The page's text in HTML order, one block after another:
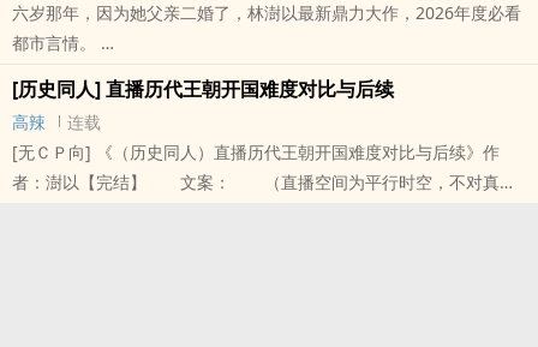
六岁那年，因为她父亲二婚了，林澍以最新鼎力大作，2026年度必看
都市言情。
本站提示：各位书友要是觉得《越界心动》还不错的话请不要忘记向
您QQ群和微博里的朋友推荐哦！
[历史同人] 直播历代王朝开国难度对比与后续
高辣
连载
[无ＣＰ向] 《（历史同人）直播历代王朝开国难度对比与后续》作
者：澍以【完结】 文案： （直播空间为平行时空，不对真实